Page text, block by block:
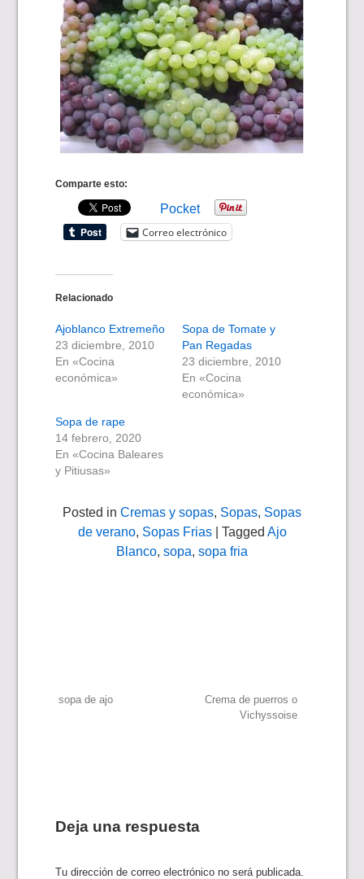
Comparte esto:
Pocket
Correo electrónico
Relacionado
Ajoblanco Extremeño
23 diciembre, 2010
En «Cocina
económica»
Sopa de Tomate y
Pan Regadas
23 diciembre, 2010
En «Cocina
económica»
Sopa de rape
14 febrero, 2020
En «Cocina Baleares
y Pitiusas»
Posted in Cremas y sopas, Sopas, Sopas
de verano, Sopas Frias| Tagged Ajo
Blanco, sopa, sopa fria
Navegación
sopa de ajo
Crema de puerros o
Vichyssoise
Deja una respuesta
Tu dirección de correo electrónico no será publicada.